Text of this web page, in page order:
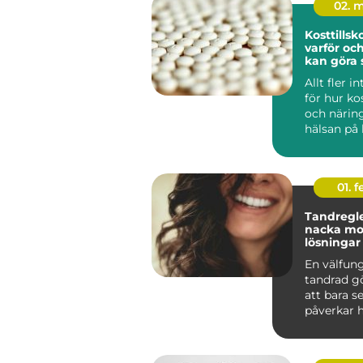
02.
Kosttillskott
varför
kan göra
Allt fler
för hur
och
hälsan på
01.
nacka moderna
lösningar
En
tandrad
att bara
påverkar
hur l...